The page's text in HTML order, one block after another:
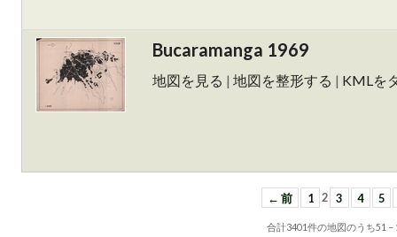
Bucaramanga 1969
地図を見る | 地図を整形する | KMLを
← 前 1 2 3 4 5
合計3401件の地図のうち51 −